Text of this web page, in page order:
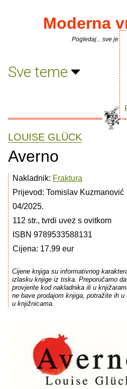
Moderna
Pogledaj... sve je
Sve teme
LOUISE GLÜCK
Averno
Nakladnik: Fraktura
Prijevod: Tomislav Kuzmanović
04/2025.
112 str., tvrdi uvez s ovitkom
ISBN 9789533588131
Cijena: 17.99 eur
Cijene knjiga su informativnog
izlasku knjige iz tiska. Preporučamo
provjerite kod nakladnika ili u
ne bave prodajom knjiga, potražite ih
u knjižnicama.